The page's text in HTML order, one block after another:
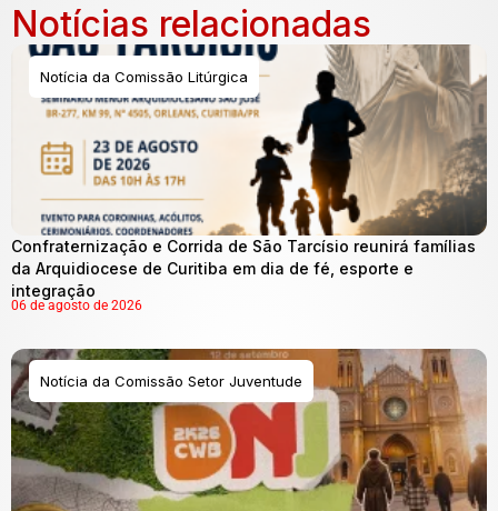
Notícias relacionadas
Notícia da Comissão Litúrgica
Confraternização e Corrida de São Tarcísio reunirá famílias
da Arquidiocese de Curitiba em dia de fé, esporte e
integração
06 de agosto de 2026
Notícia da Comissão Setor Juventude